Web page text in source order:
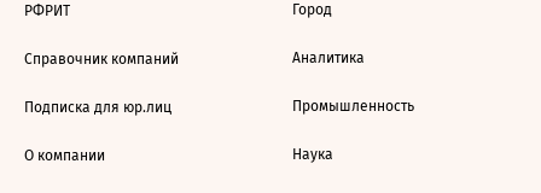
РФРИТ
Справочник компаний
Подписка для юр.лиц
О компании
Город
Аналитика
Промышленность
Наука